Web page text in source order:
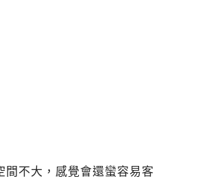
間不大，感覺會還蠻容易客